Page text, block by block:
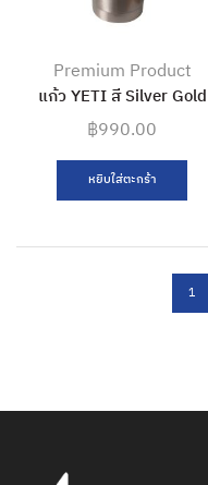
Premium Product
แก้ว YETI สี Silver Gold
฿990.00
หยิบใส่ตะกร้า
1